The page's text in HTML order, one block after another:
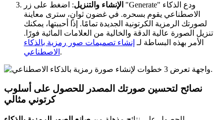
الإنشاء والتنزيل: اضغط على زر "Generate" ودع الذكاء
الاصطناعي يقوم بسحره. في غضون ثوانٍ، سترى معاينة
لصورتك الرمزية الكرتونية الجديدة تمامًا. إذا أحببتها، يمكنك
تنزيل الصورة عالية الدقة والخالية من العلامات المائية فورًا.
الأمر بهذه البساطة لـ إنشاء تصميمات صور رمزية بالذكاء
الاصطناعي .
نصائح لتحسين صورتك المصدر للحصول على أسلوب
كرتوني مثالي